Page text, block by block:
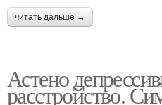
читать дальше →
Астено
расстройство.